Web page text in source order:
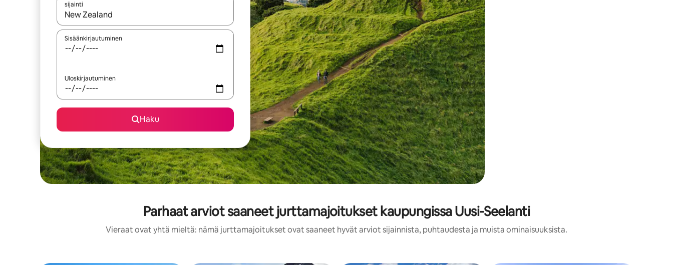
sijainti
Kun tulokset ovat saatavilla, navigoi ylös- ja alas-nuolinäppäimillä tai tutustu koskettamalla tai pyyhkäisemällä.
Sisäänkirjautuminen
Uloskirjautuminen
Haku
Parhaat arviot saaneet jurttamajoitukset kaupungissa Uusi-Seelanti
Vieraat ovat yhtä mieltä: nämä jurttamajoitukset ovat saaneet hyvät arviot sijainnista, puhtaudesta ja muista ominaisuuksista.